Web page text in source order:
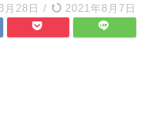
月28日 / 2021年8月7日